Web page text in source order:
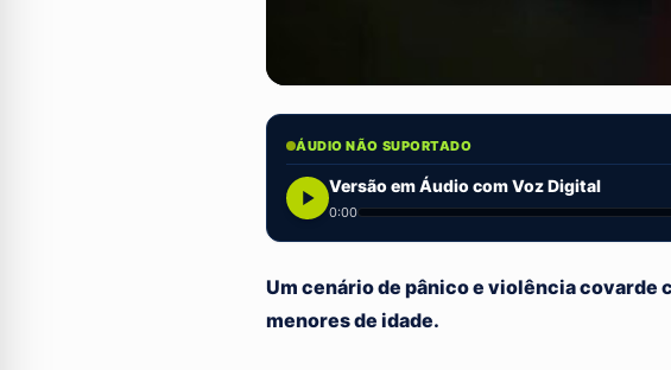
ÁUDIO NÃO SUPORTADO
Versão em Áudio com Voz Digital
0:00
Um cenário de pânico e violência covarde
menores de idade.